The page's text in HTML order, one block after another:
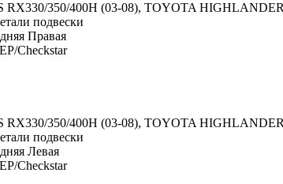
RX330/350/400H (03-08), TOYOTA
подвески
Правая
Checkstar
RX330/350/400H (03-08), TOYOTA
подвески
Левая
Checkstar